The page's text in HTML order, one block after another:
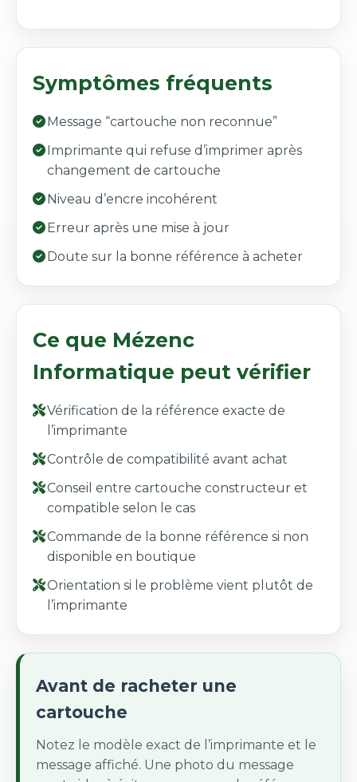
Symptômes fréquents
Message “cartouche non reconnue”
Imprimante qui refuse d’imprimer après
changement de cartouche
Niveau d’encre incohérent
Erreur après une mise à jour
Doute sur la bonne référence à acheter
Ce que Mézenc
Informatique peut vérifier
Vérification de la référence exacte de
l’imprimante
Contrôle de compatibilité avant achat
Conseil entre cartouche constructeur et
compatible selon le cas
Commande de la bonne référence si non
disponible en boutique
Orientation si le problème vient plutôt de
l’imprimante
Avant de racheter une
cartouche
Notez le modèle exact de l’imprimante et le
message affiché. Une photo du message